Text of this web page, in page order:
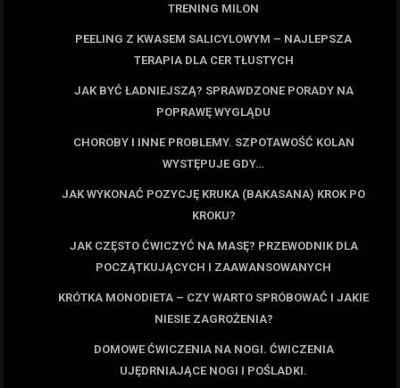
TRENING MILON
PEELING Z KWASEM SALICYLOWYM – NAJLEPSZA
TERAPIA DLA CER TŁUSTYCH
JAK BYĆ ŁADNIEJSZĄ? SPRAWDZONE PORADY NA
POPRAWĘ WYGLĄDU
CHOROBY I INNE PROBLEMY. SZPOTAWOŚĆ KOLAN
WYSTĘPUJE GDY…
JAK WYKONAĆ POZYCJĘ KRUKA (BAKASANA) KROK PO
KROKU?
JAK CZĘSTO ĆWICZYĆ NA MASĘ? PRZEWODNIK DLA
POCZĄTKUJĄCYCH I ZAAWANSOWANYCH
KRÓTKA MONODIETA – CZY WARTO SPRÓBOWAĆ I JAKIE
NIESIE ZAGROŻENIA?
DOMOWE ĆWICZENIA NA NOGI. ĆWICZENIA
UJĘDRNIAJĄCE NOGI I POŚLADKI.